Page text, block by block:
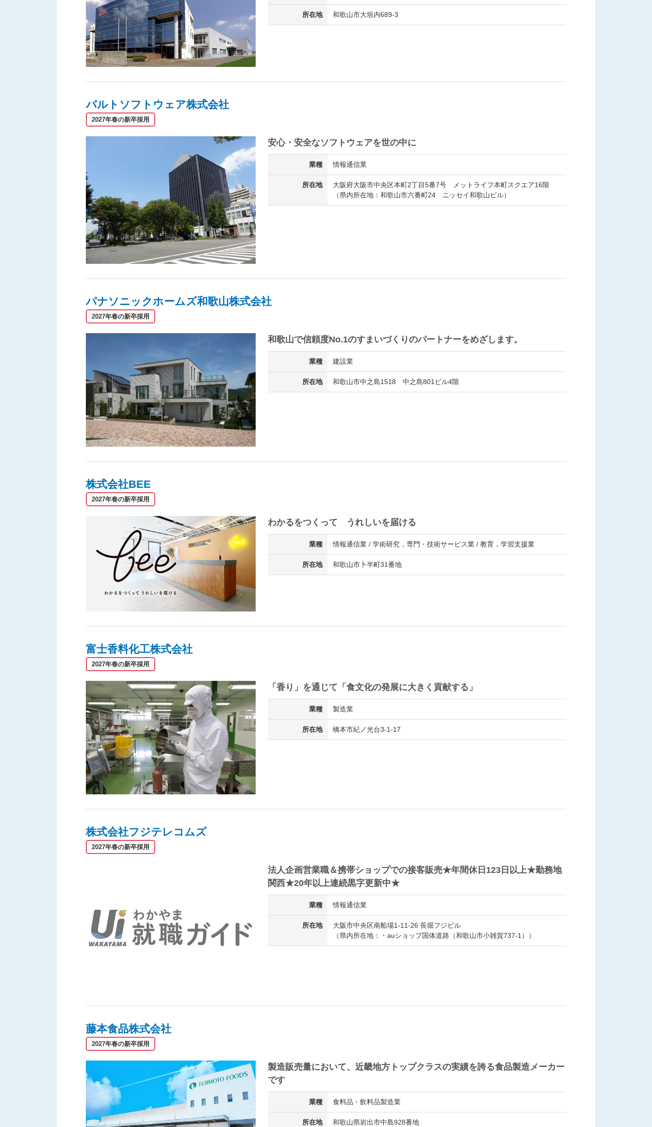
所在地 和歌山市大垣内689-3
バルトソフトウェア株式会社
2027年春の新卒採用
安心・安全なソフトウェアを世の中に
業種 情報通信業
所在地
大阪府大阪市中央区本町2丁目5番7号 メットライフ本町スクエア16階
（県内所在地：和歌山市六番町24 ニッセイ和歌山ビル）
パナソニックホームズ和歌山株式会社
2027年春の新卒採用
和歌山で信頼度No.1のすまいづくりのパートナーをめざします。
業種 建設業
所在地 和歌山市中之島1518 中之島801ビル4階
株式会社BEE
2027年春の新卒採用
わかるをつくって うれしいを届ける
業種 情報通信業 / 学術研究，専門・技術サービス業 / 教育，学習支援業
所在地 和歌山市卜半町31番地
富士香料化工株式会社
2027年春の新卒採用
「香り」を通じて「食文化の発展に大きく貢献する」
業種 製造業
所在地 橋本市紀ノ光台3-1-17
株式会社フジテレコムズ
2027年春の新卒採用
法人企画営業職＆携帯ショップでの接客販売★年間休日123日以上★勤務地
関西★20年以上連続黒字更新中★
業種 情報通信業
所在地
大阪市中央区南船場1-11-26 長堀フジビル
（県内所在地：・auショップ国体道路（和歌山市小雑賀737-1））
藤本食品株式会社
2027年春の新卒採用
製造販売量において、近畿地方トップクラスの実績を誇る食品製造メーカー
です
業種 食料品・飲料品製造業
所在地 和歌山県岩出市中島928番地